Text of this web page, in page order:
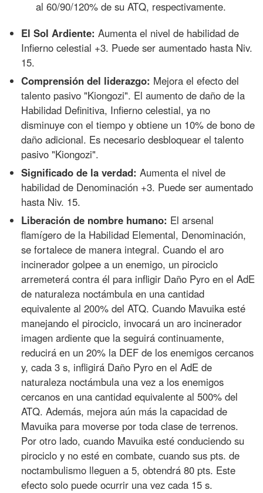
al 60/90/120% de su ATQ, respectivamente.
El Sol Ardiente: Aumenta el nivel de habilidad de
Infierno celestial +3. Puede ser aumentado hasta Niv.
15.
Comprensión del liderazgo: Mejora el efecto del
talento pasivo "Kiongozi". El aumento de daño de la
Habilidad Definitiva, Infierno celestial, ya no
disminuye con el tiempo y obtiene un 10% de bono de
daño adicional. Es necesario desbloquear el talento
pasivo "Kiongozi".
Significado de la verdad: Aumenta el nivel de
habilidad de Denominación +3. Puede ser aumentado
hasta Niv. 15.
Liberación de nombre humano: El arsenal
flamígero de la Habilidad Elemental, Denominación,
se fortalece de manera integral. Cuando el aro
incinerador golpee a un enemigo, un pirociclo
arremeterá contra él para infligir Daño Pyro en el AdE
de naturaleza noctámbula en una cantidad
equivalente al 200% del ATQ. Cuando Mavuika esté
manejando el pirociclo, invocará un aro incinerador
imagen ardiente que la seguirá continuamente,
reducirá en un 20% la DEF de los enemigos cercanos
y, cada 3 s, infligirá Daño Pyro en el AdE de
naturaleza noctámbula una vez a los enemigos
cercanos en una cantidad equivalente al 500% del
ATQ. Además, mejora aún más la capacidad de
Mavuika para moverse por toda clase de terrenos.
Por otro lado, cuando Mavuika esté conduciendo su
pirociclo y no esté en combate, cuando sus pts. de
noctambulismo lleguen a 5, obtendrá 80 pts. Este
efecto solo puede ocurrir una vez cada 15 s.